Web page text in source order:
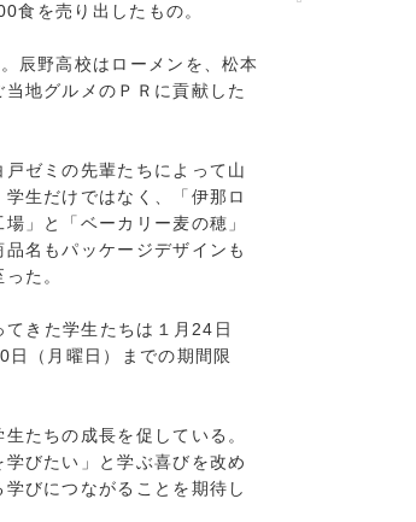
食を売り出したもの。
辰野高校はローメンを、松本
地グルメのＰＲに貢献した
ゼミの先輩たちによって山
生だけではなく、「伊那ロ
」と「ベーカリー麦の穂」
名もパッケージデザインも
た。
きた学生たちは１月24日
日（月曜日）までの期間限
たちの成長を促している。
びたい」と学ぶ喜びを改め
びにつながることを期待し